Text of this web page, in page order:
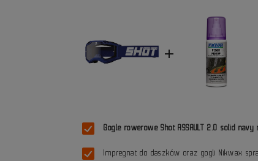
add
Gogle rowerowe Shot ASSAULT 2.0 solid
Impregnat do daszków oraz gogli Nikwax